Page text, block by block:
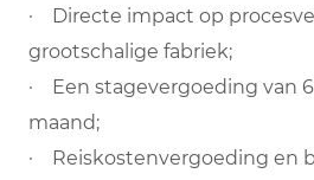
· Directe impact op
grootschalige fabriek;
· Een stagevergoeding van
maand;
· Reiskostenvergoeding en